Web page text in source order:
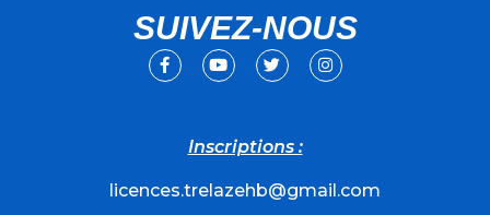
SUIVEZ-NOUS
Inscriptions :
licences.trelazehb@gmail.com